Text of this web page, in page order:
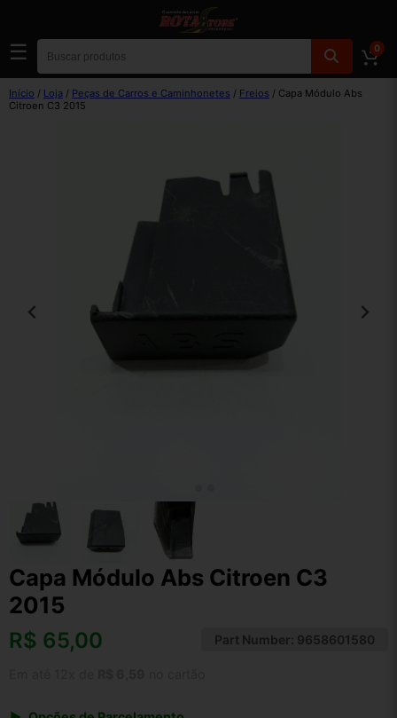
☰ 0
Início / Loja / Peças de Carros e Caminhonetes / Freios / Capa Módulo Abs
Citroen C3 2015
Capa Módulo Abs Citroen C3
2015
R$ 65,00 Part Number: 9658601580